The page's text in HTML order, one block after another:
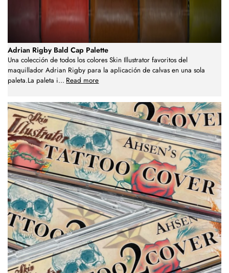
Adrian Rigby Bald Cap Palette
Una colección de todos los colores Skin Illustrator favoritos del
maquillador Adrian Rigby para la aplicación de calvas en una sola
paleta.La paleta i... Read more